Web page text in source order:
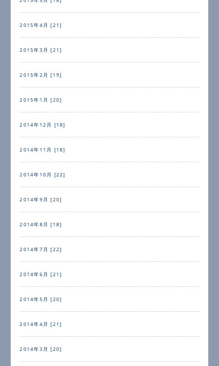
2015年4月 [21]
2015年3月 [21]
2015年2月 [19]
2015年1月 [20]
2014年12月 [18]
2014年11月 [18]
2014年10月 [22]
2014年9月 [20]
2014年8月 [18]
2014年7月 [22]
2014年6月 [21]
2014年5月 [20]
2014年4月 [21]
2014年3月 [20]